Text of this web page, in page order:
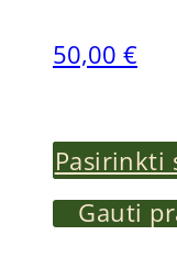
50,00 €
Pasirinkti
Gauti